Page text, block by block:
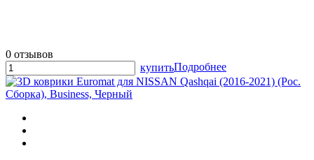
0 отзывов
купитьПодробнее